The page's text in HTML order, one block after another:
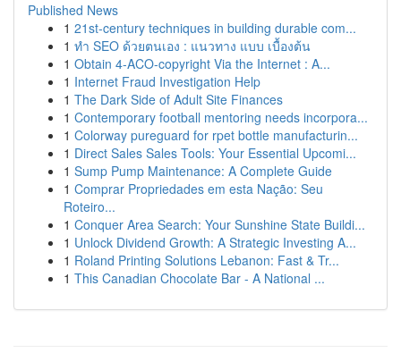
Published News
1 21st-century techniques in building durable com...
1 ทำ SEO ด้วยตนเอง : แนวทาง แบบ เบื้องต้น
1 Obtain 4-ACO-copyright Via the Internet : A...
1 Internet Fraud Investigation Help
1 The Dark Side of Adult Site Finances
1 Contemporary football mentoring needs incorpora...
1 Colorway pureguard for rpet bottle manufacturin...
1 Direct Sales Sales Tools: Your Essential Upcomi...
1 Sump Pump Maintenance: A Complete Guide
1 Comprar Propriedades em esta Nação: Seu
Roteiro...
1 Conquer Area Search: Your Sunshine State Buildi...
1 Unlock Dividend Growth: A Strategic Investing A...
1 Roland Printing Solutions Lebanon: Fast & Tr...
1 This Canadian Chocolate Bar - A National ...